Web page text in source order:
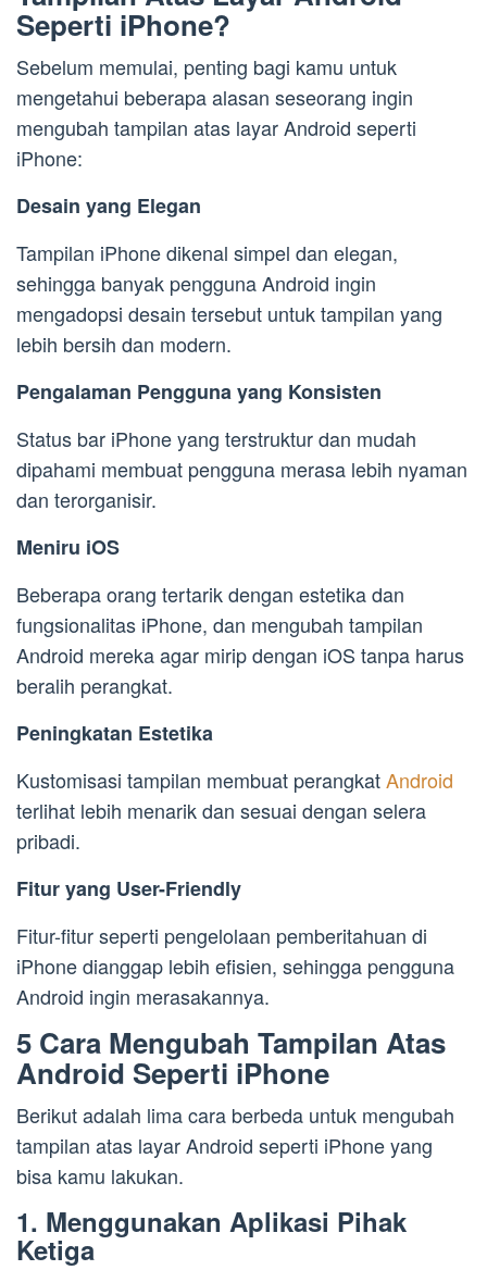
Seperti iPhone?
Sebelum memulai, penting bagi kamu untuk
mengetahui beberapa alasan seseorang ingin
mengubah tampilan atas layar Android seperti
iPhone:
Desain yang Elegan
Tampilan iPhone dikenal simpel dan elegan,
sehingga banyak pengguna Android ingin
mengadopsi desain tersebut untuk tampilan yang
lebih bersih dan modern.
Pengalaman Pengguna yang Konsisten
Status bar iPhone yang terstruktur dan mudah
dipahami membuat pengguna merasa lebih nyaman
dan terorganisir.
Meniru iOS
Beberapa orang tertarik dengan estetika dan
fungsionalitas iPhone, dan mengubah tampilan
Android mereka agar mirip dengan iOS tanpa harus
beralih perangkat.
Peningkatan Estetika
Kustomisasi tampilan membuat perangkatAndroid
terlihat lebih menarik dan sesuai dengan selera
pribadi.
Fitur yang User-Friendly
Fitur-fitur seperti pengelolaan pemberitahuan di
iPhone dianggap lebih efisien, sehingga pengguna
Android ingin merasakannya.
5 Cara Mengubah Tampilan Atas
Android Seperti iPhone
Berikut adalah lima cara berbeda untuk mengubah
tampilan atas layar Android seperti iPhone yang
bisa kamu lakukan.
1. Menggunakan Aplikasi Pihak
Ketiga